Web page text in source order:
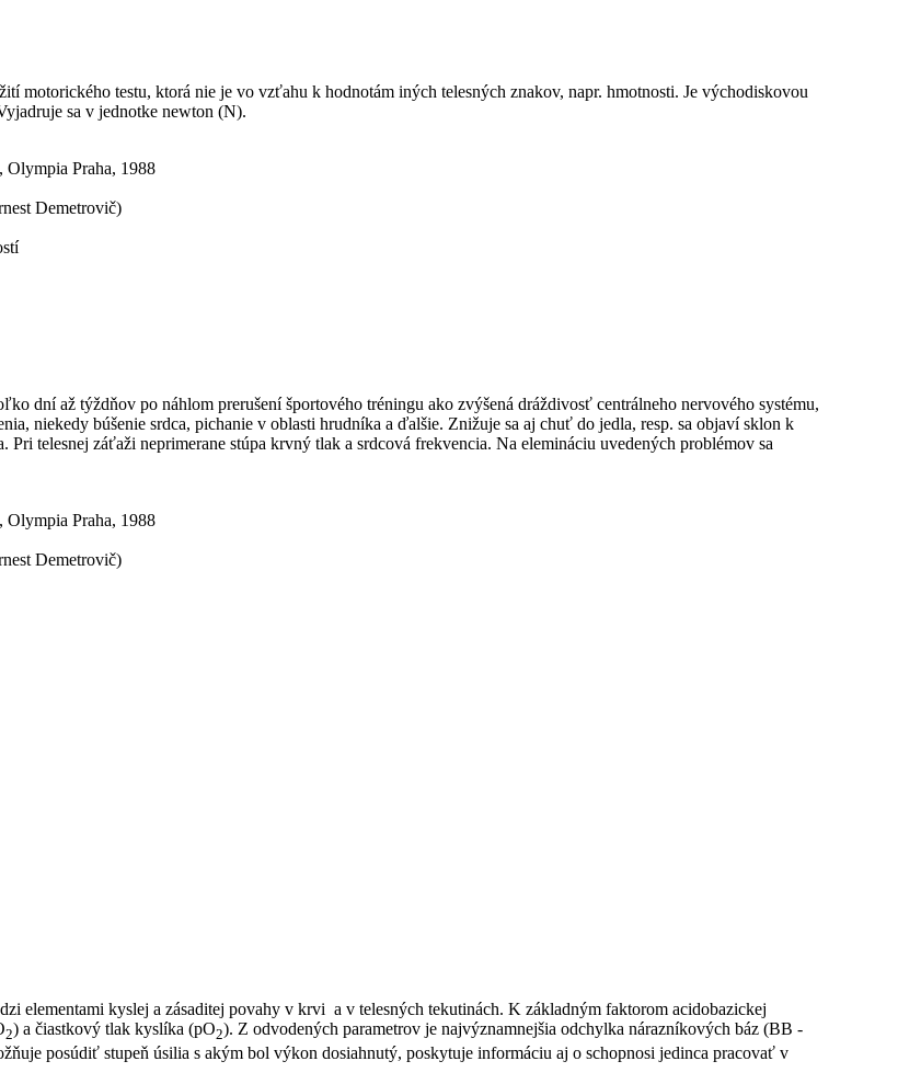
motorického testu, ktorá nie je vo vzťahu k hodnotám iných telesných znakov, napr. hmotnosti. Je východiskovou
sa v jednotke newton (N).
Praha, 1988
Demetrovič)
dní až týždňov po náhlom prerušení športového tréningu ako zvýšená dráždivosť centrálneho nervového systému,
niekedy búšenie srdca, pichanie v oblasti hrudníka a ďalšie. Znižuje sa aj chuť do jedla, resp. sa objaví sklon k
Pri telesnej záťaži neprimerane stúpa krvný tlak a srdcová frekvencia. Na elemináciu uvedených problémov sa
Praha, 1988
Demetrovič)
elementami kyslej a zásaditej povahy v krvi a v telesných tekutinách. K základným faktorom acidobazickej
2) a čiastkový tlak kyslíka (pO2). Z odvodených parametrov je najvýznamnejšia odchylka nárazníkových báz (BB -
posúdiť stupeň úsilia s akým bol výkon dosiahnutý, poskytuje informáciu aj o schopnosi jedinca pracovať v